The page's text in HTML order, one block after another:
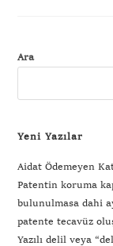
Ara
Yeni Yazılar
Aidat Ödemeyen
Patentin koruma
bulunulmasa dahi
patente tecavüz
Yazılı delil veya